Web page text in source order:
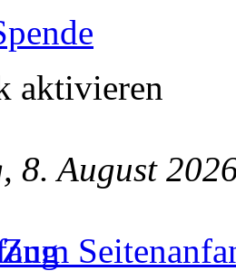
aktivieren
8. August
Zum